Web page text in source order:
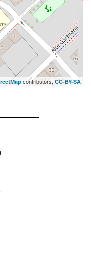
contributors, CC-BY-SA